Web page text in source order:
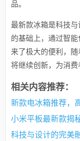
品。
最新款冰箱是科技
的基础上，通过智
来了极大的便利，
将继续创新，为消费
相关内容推荐：
科技与设计的完美